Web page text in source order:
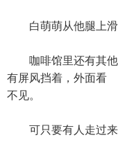
白萌萌从他腿上滑
咖啡馆里还有其他
有屏风挡着，外面看
不见。
可只要有人走过来